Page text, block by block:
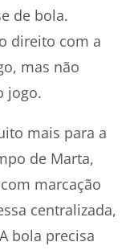
de bola.
direito com a
mas não
jogo.
mais para a
de Marta,
marcação
centralizada,
bola precisa